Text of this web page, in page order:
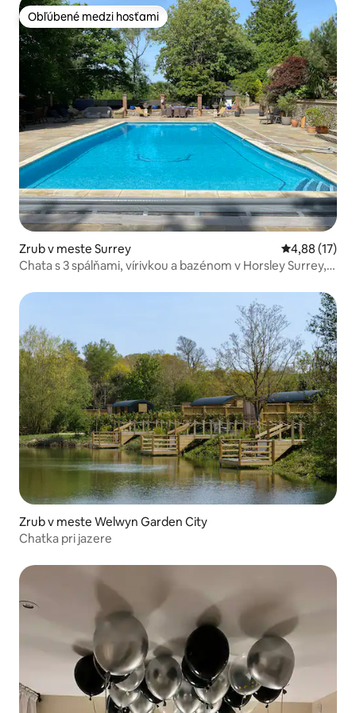
Obľúbené medzi hosťami
Obľúbené medzi hosťami
Zrub v meste Surrey Priemerné
4,88 (17)
Chata s 3 spálňami, vírivkou a bazénom v Horsley Surrey,
Zrub v meste Welwyn Garden City
Chatka pri jazere